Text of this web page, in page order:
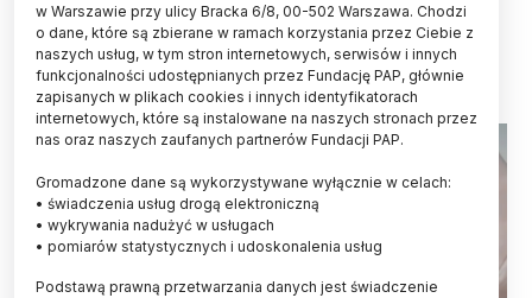
MAREK MATACZ
26.05.2024
aktualizacja: 03.06.2024
6 minut czytania
w Warszawie przy ulicy Bracka 6/8, 00-502 Warszawa. Chodzi
o dane, które są zbierane w ramach korzystania przez Ciebie z
naszych usług, w tym stron internetowych, serwisów i innych
funkcjonalności udostępnianych przez Fundację PAP, głównie
zapisanych w plikach cookies i innych identyfikatorach
internetowych, które są instalowane na naszych stronach przez
nas oraz naszych zaufanych partnerów Fundacji PAP.
Gromadzone dane są wykorzystywane wyłącznie w celach:
• świadczenia usług drogą elektroniczną
• wykrywania nadużyć w usługach
• pomiarów statystycznych i udoskonalenia usług
Podstawą prawną przetwarzania danych jest świadczenie